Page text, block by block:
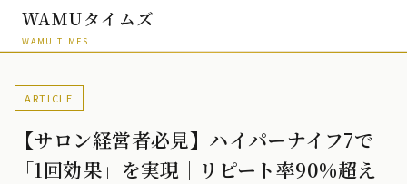
WAMUタイムズ
WAMU TIMES
ARTICLE
【サロン経営者必見】ハイパーナイフ7で
「1回効果」を実現｜リピート率90%超え